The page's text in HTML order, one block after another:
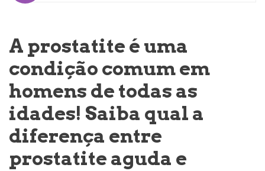
A prostatite é uma
condição comum em
homens de todas as
idades! Saiba qual a
diferença entre
prostatite aguda e